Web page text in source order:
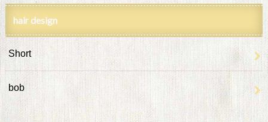
hair design
Short
bob